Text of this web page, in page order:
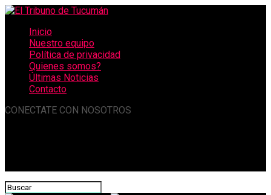
Inicio
Nuestro equipo
Política de privacidad
Quienes somos?
Últimas Noticias
Contacto
CONECTATE CON NOSOTROS